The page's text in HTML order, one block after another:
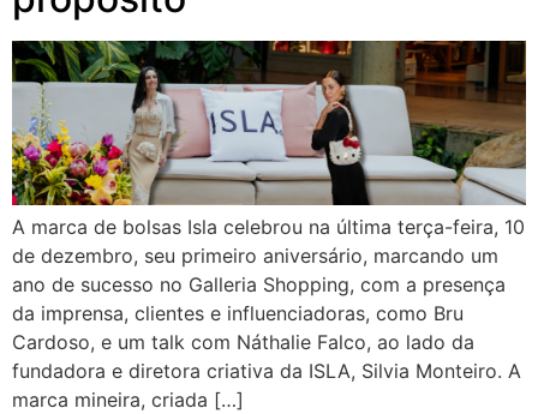
A marca de bolsas Isla celebrou na última terça-feira, 10
de dezembro, seu primeiro aniversário, marcando um
ano de sucesso no Galleria Shopping, com a presença
da imprensa, clientes e influenciadoras, como Bru
Cardoso, e um talk com Náthalie Falco, ao lado da
fundadora e diretora criativa da ISLA, Silvia Monteiro. A
marca mineira, criada […]